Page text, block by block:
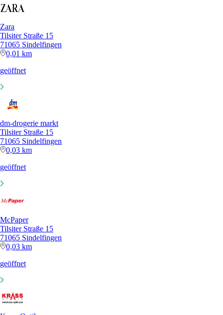
Zara
Tilsiter Straße 15
71065 Sindelfingen
0,01 km
geöffnet
dm-drogerie markt
Tilsiter Straße 15
71065 Sindelfingen
0,03 km
geöffnet
McPaper
Tilsiter Straße 15
71065 Sindelfingen
0,03 km
geöffnet